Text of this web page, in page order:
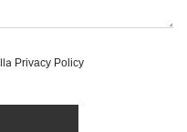
Privacy Policy